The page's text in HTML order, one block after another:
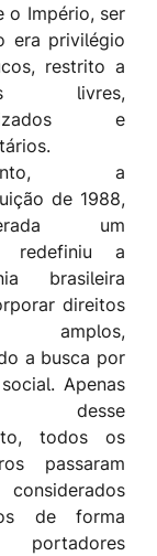
o Império, ser
era privilégio
restrito a
livres,
e
a
de 1988,
um
redefiniu a
brasileira
direitos
amplos,
a busca por
Apenas
desse
todos os
passaram
de forma
portadores